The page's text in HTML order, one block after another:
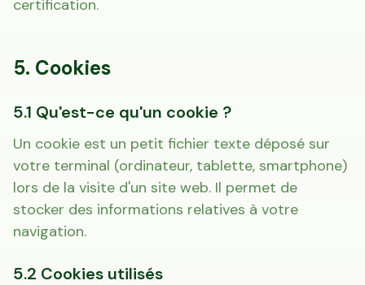
certification.
5. Cookies
5.1 Qu'est-ce qu'un cookie ?
Un cookie est un petit fichier texte déposé sur
votre terminal (ordinateur, tablette, smartphone)
lors de la visite d'un site web. Il permet de
stocker des informations relatives à votre
navigation.
5.2 Cookies utilisés